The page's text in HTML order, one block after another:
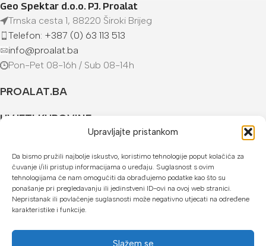
Upravljajte pristankom
Da bismo pružili najbolje iskustvo, koristimo tehnologije poput kolačića za
čuvanje i/ili pristup informacijama o uređaju. Suglasnost s ovim
tehnologijama će nam omogućiti da obrađujemo podatke kao što su
ponašanje pri pregledavanju ili jedinstveni ID-ovi na ovoj web stranici.
Nepristanak ili povlačenje suglasnosti može negativno utjecati na određene
karakteristike i funkcije.
Slažem se
Geo Spektar d.o.o. PJ. Proalat
Trnska cesta 1, 88220 Široki Brijeg
Telefon: +387 (0) 63 113 513
info@proalat.ba
Pon-Pet 08-16h / Sub 08-14h
PROALAT.BA
UVJETI KUPOVINE
U našoj web trgovini možete platiti:
Kreditnim karticama jednokratno ili do 24 rate
Gotovinom prilikom preuzimanja